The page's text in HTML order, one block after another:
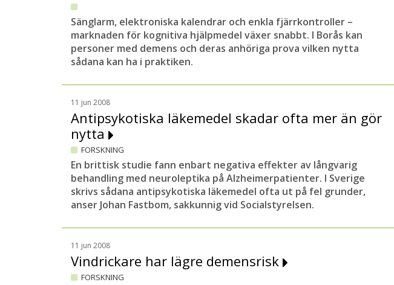
Sänglarm, elektroniska kalendrar och enkla fjärrkontroller –
marknaden för kognitiva hjälpmedel växer snabbt. I Borås kan
personer med demens och deras anhöriga prova vilken nytta
sådana kan ha i praktiken.
11 jun 2008
Antipsykotiska läkemedel skadar ofta mer än gör
nytta
FORSKNING
En brittisk studie fann enbart negativa effekter av långvarig
behandling med neuroleptika på Alzheimerpatienter. I Sverige
skrivs sådana antipsykotiska läkemedel ofta ut på fel grunder,
anser Johan Fastbom, sakkunnig vid Socialstyrelsen.
11 jun 2008
Vindrickare har lägre demensrisk
FORSKNING